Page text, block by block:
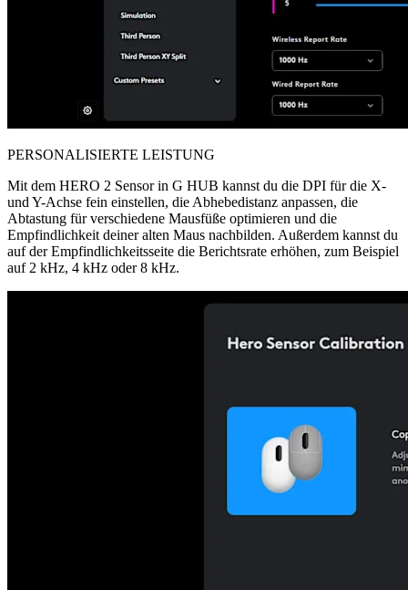
PERSONALISIERTE LEISTUNG
Mit dem HERO 2 Sensor in G HUB kannst du die DPI für die X-
und Y-Achse fein einstellen, die Abhebedistanz anpassen, die
Abtastung für verschiedene Mausfüße optimieren und die
Empfindlichkeit deiner alten Maus nachbilden. Außerdem kannst du
auf der Empfindlichkeitsseite die Berichtsrate erhöhen, zum Beispiel
auf 2 kHz, 4 kHz oder 8 kHz.